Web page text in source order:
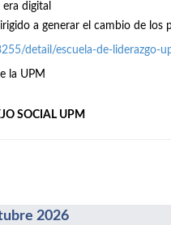
digital
a generar el cambio de los
detail/escuela-de-liderazgo-
la UPM
SOCIAL UPM
2026